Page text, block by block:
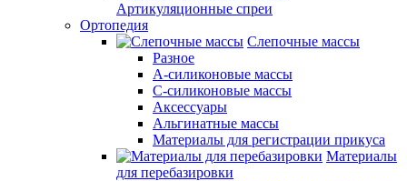
Артикуляционные спреи
Ортопедия
Слепочные массы
Разное
А-силиконовые массы
С-силиконовые массы
Аксессуары
Альгинатные массы
Материалы для регистрации прикуса
Материалы
для перебазировки